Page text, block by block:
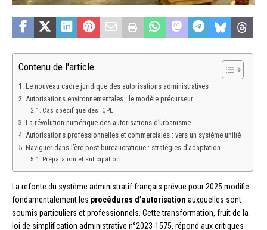
Contenu de l'article
Le nouveau cadre juridique des autorisations administratives
Autorisations environnementales : le modèle précurseur
Cas spécifique des ICPE
La révolution numérique des autorisations d’urbanisme
Autorisations professionnelles et commerciales : vers un système unifié
Naviguer dans l’ère post-bureaucratique : stratégies d’adaptation
Préparation et anticipation
La refonte du système administratif français prévue pour 2025 modifie
fondamentalement les procédures d’autorisation auxquelles sont
soumis particuliers et professionnels. Cette transformation, fruit de la
loi de simplification administrative n°2023-1575, répond aux critiques